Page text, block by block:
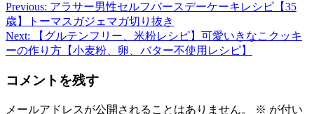
投
稿
ナ
ビ
Previous: アラサー男性セルフバースデーケーキレシピ【35
歳】トーマスガジェマガ切り抜き
Next:
【グルテンフリー、米粉レシピ】可愛いきなこクッキ
ーの作り方【小麦粉、卵、バター不使用レシピ】
コメントを残す
メールアドレスが公開されることはありません。 ※ が付い